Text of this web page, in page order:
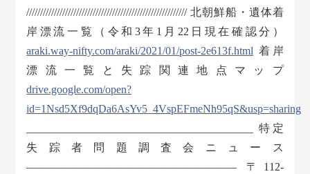
////////////////////////////////////////////////////////// 北朝鮮船・遺体着
岸漂流一覧（令和3年1月22日現在確認分）
araki.way-nifty.com/araki/2021/01/post-2e613f.html 着岸
漂流一覧と失踪関連地点マップ
drive.google.com/open?
id=1Nsd5Xf9dqDa6AsYv5_4VspEFmeNh95qS&usp=sharing
_________________________________________ 特定
失踪者問題調査会ニュース
——————————————————— 〒112-